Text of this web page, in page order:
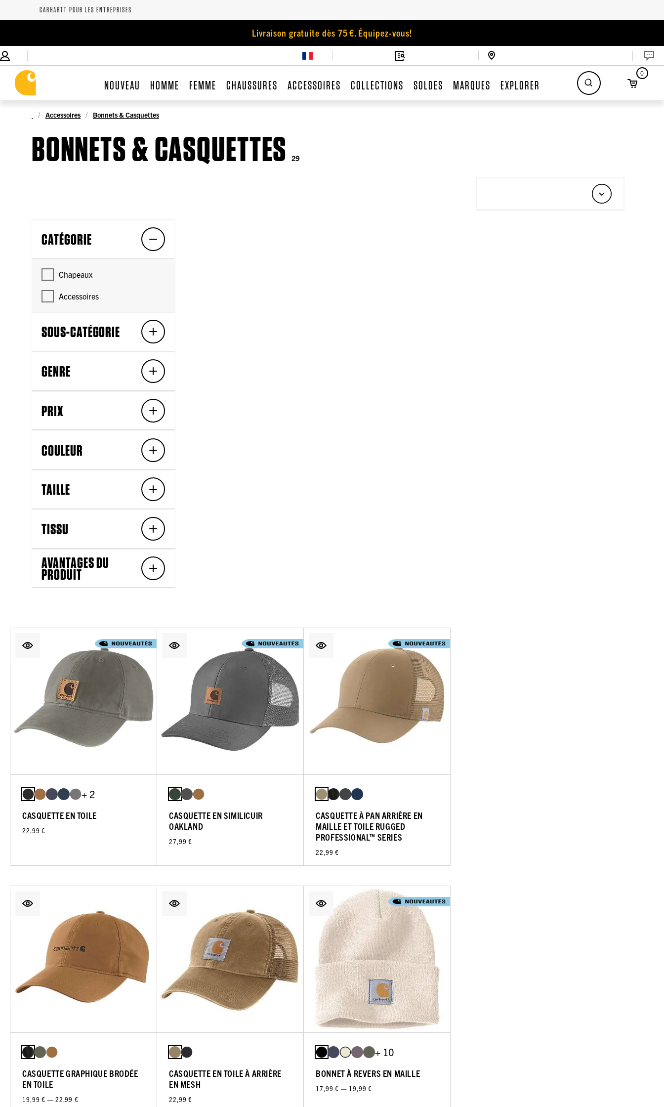
CARHARTT POUR LES ENTREPRISES
Livraison gratuite dès 75 €. Équipez-vous!
NOUVEAU HOMME FEMME CHAUSSURES ACCESSOIRES COLLECTIONS SOLDES MARQUES EXPLORER
0
Accessoires Bonnets & Casquettes
BONNETS & CASQUETTES 29
CATÉGORIE
Chapeaux
Accessoires
SOUS-CATÉGORIE
GENRE
PRIX
COULEUR
TAILLE
TISSU
AVANTAGES DU
PRODUIT
+ 2
CASQUETTE EN TOILE
22,99 €
CASQUETTE EN SIMILICUIR
OAKLAND
27,99 €
CASQUETTE À PAN ARRIÈRE EN
MAILLE ET TOILE RUGGED
PROFESSIONAL™ SERIES
22,99 €
CASQUETTE GRAPHIQUE BRODÉE
EN TOILE
19,99 € — 22,99 €
CASQUETTE EN TOILE À ARRIÈRE
EN MESH
22,99 €
+ 10
BONNET À REVERS EN MAILLE
17,99 € — 19,99 €